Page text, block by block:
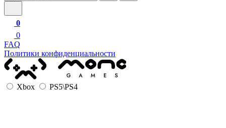
0
0
FAQ
Политики конфиденциальности
Xbox PS5\PS4